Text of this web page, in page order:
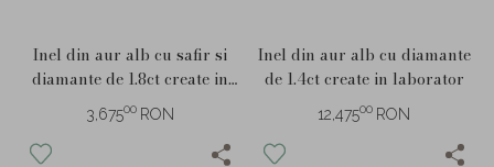
Inel din aur alb cu safir si
diamante de 1.8ct create in
laborator
3,67500 RON
Inel din aur alb cu diamante
de 1.4ct create in laborator
12,47500 RON